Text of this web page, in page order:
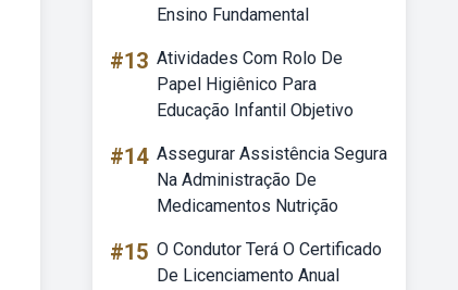
Ensino Fundamental
#13 Atividades Com Rolo De
Papel Higiênico Para
Educação Infantil Objetivo
#14 Assegurar Assistência Segura
Na Administração De
Medicamentos Nutrição
#15 O Condutor Terá O Certificado
De Licenciamento Anual